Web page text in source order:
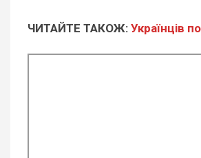
ЧИТАЙТЕ ТАКОЖ: Українців